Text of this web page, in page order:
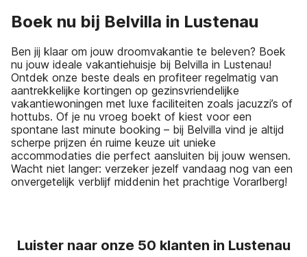
Boek nu bij Belvilla in Lustenau
Ben jij klaar om jouw droomvakantie te beleven? Boek
nu jouw ideale vakantiehuisje bij Belvilla in Lustenau!
Ontdek onze beste deals en profiteer regelmatig van
aantrekkelijke kortingen op gezinsvriendelijke
vakantiewoningen met luxe faciliteiten zoals jacuzzi’s of
hottubs. Of je nu vroeg boekt of kiest voor een
spontane last minute booking – bij Belvilla vind je altijd
scherpe prijzen én ruime keuze uit unieke
accommodaties die perfect aansluiten bij jouw wensen.
Wacht niet langer: verzeker jezelf vandaag nog van een
onvergetelijk verblijf middenin het prachtige Vorarlberg!
Luister naar onze 50 klanten in Lustenau